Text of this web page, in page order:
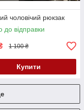
чоловічий рюкзак
до відправки
1 100 ₴
Купити